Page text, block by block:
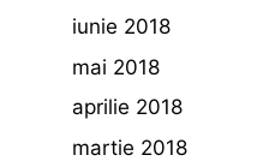
iunie 2018
mai 2018
aprilie 2018
martie 2018